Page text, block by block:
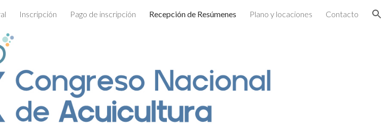
Skip to navigation
Inscripción Pago de inscripción Recepción de Resúmenes Plano y locaciones Contacto